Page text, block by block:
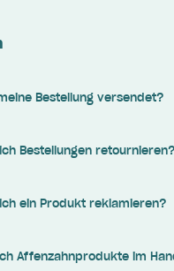
Bestellung versendet?
Bestellungen retournieren?
ein Produkt reklamieren?
Affenzahnprodukte im